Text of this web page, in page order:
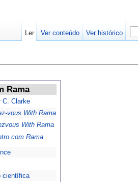
Rama
C. Clarke
vous With Rama
With Rama
com Rama
científica
Ler Ver conteúdo Ver histórico